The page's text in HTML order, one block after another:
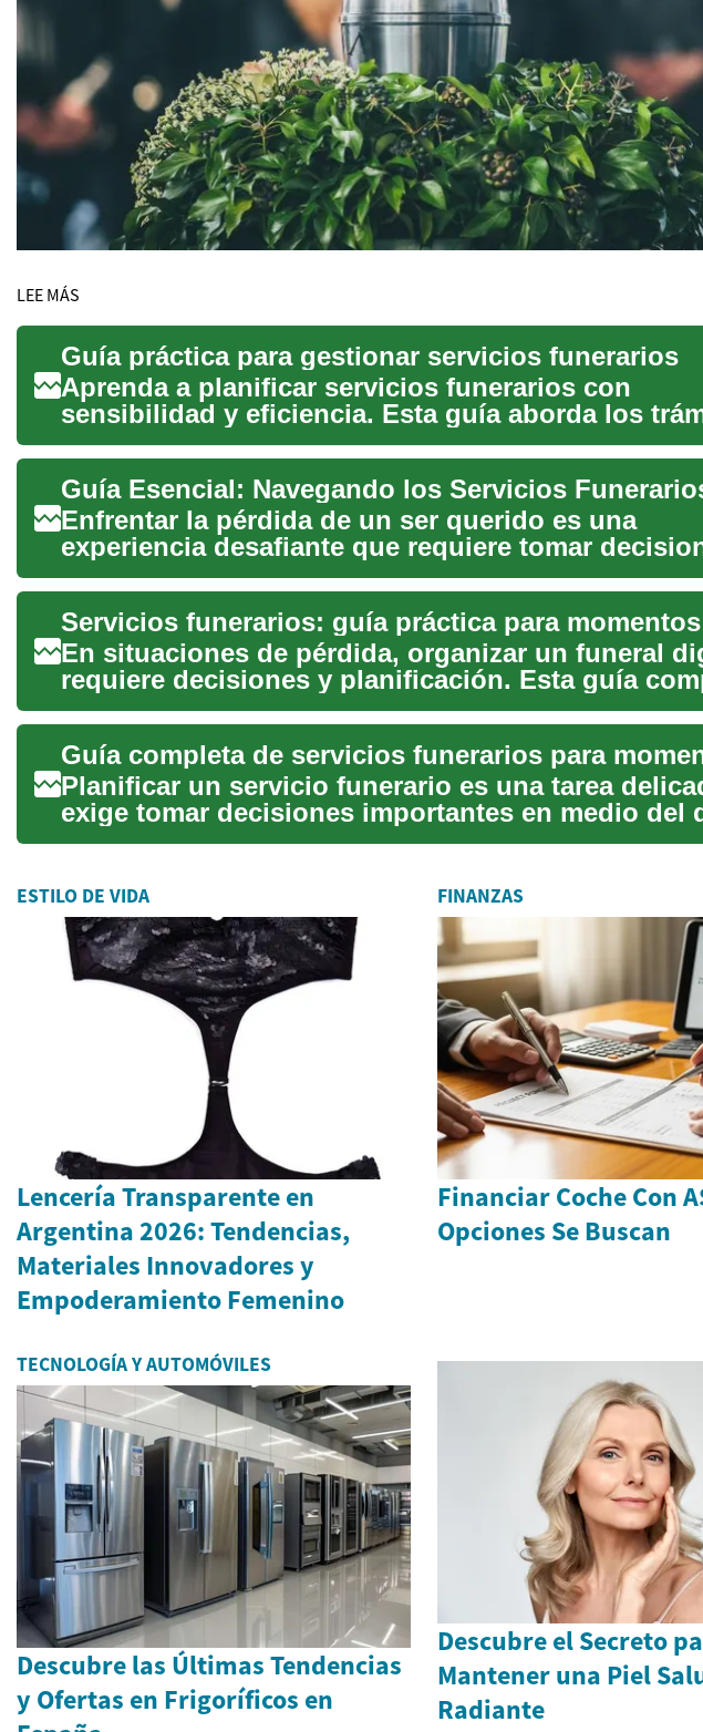
LEE MÁS
Guía práctica para gestionar servicios funerarios
Aprenda a planificar servicios funerarios con
sensibilidad y eficiencia. Esta guía aborda los
legales esenci...
Guía Esencial: Navegando los Servicios
Enfrentar la pérdida de un ser querido es una
experiencia desafiante que requiere tomar
cruciales en medio...
En situaciones de pérdida, organizar un funeral
requiere decisiones y planificación. Esta guía
explica...
Planificar un servicio funerario es una tarea
exige tomar decisiones importantes en medio del
Est...
ESTILO DE VIDA
Lencería Transparente en
Argentina 2026: Tendencias,
Materiales Innovadores y
Empoderamiento Femenino
FINANZAS
Financiar Coche Con
Opciones Se Buscan
TECNOLOGÍA Y AUTOMÓVILES
Descubre las Últimas Tendencias
y Ofertas en Frigoríficos en
Descubre el Secreto
Mantener una Piel
Radiante